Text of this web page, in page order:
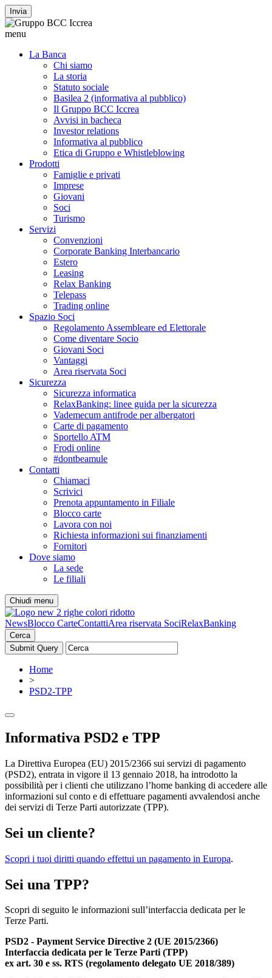
Invia
menu
La Banca
Chi siamo
La storia
Statuto sociale
Basilea 2 (informativa al pubblico)
Il Gruppo BCC Iccrea
Avvisi in bacheca
Investor relations
Informativa al pubblico
Etica di Gruppo e Whistleblowing
Prodotti
Famiglie e privati
Imprese
Giovani
Soci
Turismo
Servizi
Convenzioni
Corporate Banking Interbancario
Estero
Leasing
Relax Banking
Telepass
Trading online
Spazio Soci
Regolamento Assembleare ed Elettorale
Come diventare Socio
Giovani Soci
Vantaggi
Area riservata Soci
Sicurezza
Sicurezza informatica
RelaxBanking: linee guida per la sicurezza
Vademecum antifrode per albergatori
Carte di pagamento
Sportello ATM
Frodi online
#dontbeamule
Contatti
Chiamaci
Scrivici
Prenota appuntamento in Filiale
Blocco carte
Lavora con noi
Richiesta informazioni sui finanziamenti
Fornitori
Dove siamo
La sede
Le filiali
Chiudi menu
NewsBlocco CarteContattiArea riservata SociRelaxBanking
Cerca
Home
>
PSD2-TPP
Informativa PSD2 e TPP
La Direttiva Europea (EU) 2015/2366 sui servizi di pagamento
(PSD2), entrata in vigore il 13 gennaio 2018, ha introdotto la
possibilità per i clienti che utilizzano l’home banking di accedere alle
informazioni sul conto e di effettuare pagamenti avvalendosi anche
dei servizi di Terze Parti autorizzate (TPP).
Sei un cliente?
Scopri i tuoi diritti quando effettui un pagamento in Europa.
Sei una TPP?
Scopri di seguito le informazioni sull’interfaccia dedicata per le
Terze Parti.
PSD2 - Payment Service Directive 2 (UE 2015/2366)
Interfaccia dedicata per le Terze Parti (TPP)
ex art. 30 e ss. RTS (regolamento delegato UE 2018/389)